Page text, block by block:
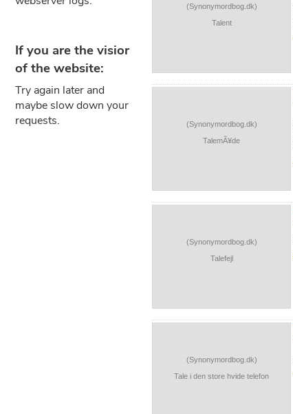
(Synonymordbog.dk)
Talent
(Synonymordbog.dk)
TalemÃ¥de
(Synonymordbog.dk)
Talefejl
(Synonymordbog.dk)
Tale i den store hvide telefon